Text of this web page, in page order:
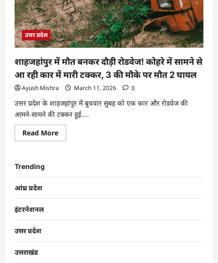
उत्तर प्रदेश
शाहजहांपुर में मौत बनकर दौड़ी रोडवेज! कोहरे में सामने से
आ रही कार में मारी टक्कर, 3 की मौके पर मौत 2 घायल
Ayush Mishra March 11, 2026 0
उत्तर प्रदेश के शाहजहांपुर में बुधवार सुबह को एक कार और रोडवेज की
आमने-सामने की टक्कर हुई....
Read More
Trending
आंध्र प्रदेश
इंटरनेशनल
उत्तर प्रदेश
उत्तराखंड